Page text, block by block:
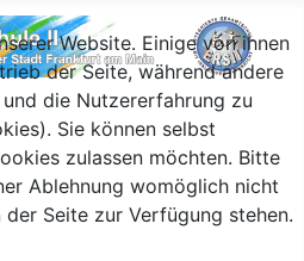
Website. Einige von ihnen
der Seite, während andere
die Nutzererfahrung zu
Sie können selbst
zulassen möchten. Bitte
Ablehnung womöglich nicht
Seite zur Verfügung stehen.